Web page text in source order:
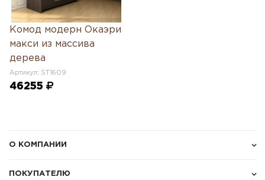
Комод модерн Окаэри
макси из массива
дерева
Артикул: ST1609
46255
О КОМПАНИИ
ПОКУПАТЕЛЮ